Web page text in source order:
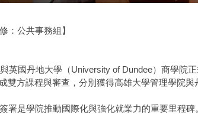
：公共事務組】
英國丹地大學（University of Dundee）商學
雙方課程與審查，分別獲得高雄大學管理學院
署是學院推動國際化與強化就業力的重要里程